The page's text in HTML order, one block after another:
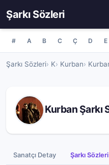
Şarkı Sözleri
# A B C Ç D E
Şarkı Sözleri K Kurban
Kurban Şarkı
Sanatçı Detay Şarkı Sözleri